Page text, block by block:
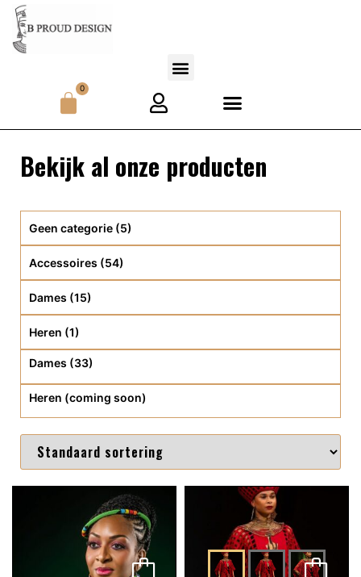
0
Bekijk al onze producten
Geen categorie (5)
Accessoires (54)
Dames (15)
Heren (1)
Dames (33)
Heren (coming soon)